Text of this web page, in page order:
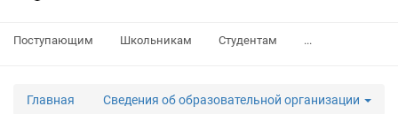
Поступающим Школьникам Студентам ...
Главная Сведения об образовательной организации